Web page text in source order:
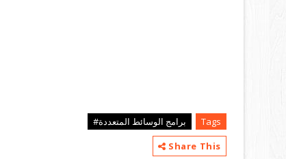
Tags
برامج الوسائط المتعددة#
Share This